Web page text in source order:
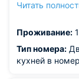
.Спокойно, не
не первый раз
РЕКОМЕНДУЮ
Читать
Проживание:
Тип номера:
кухней в